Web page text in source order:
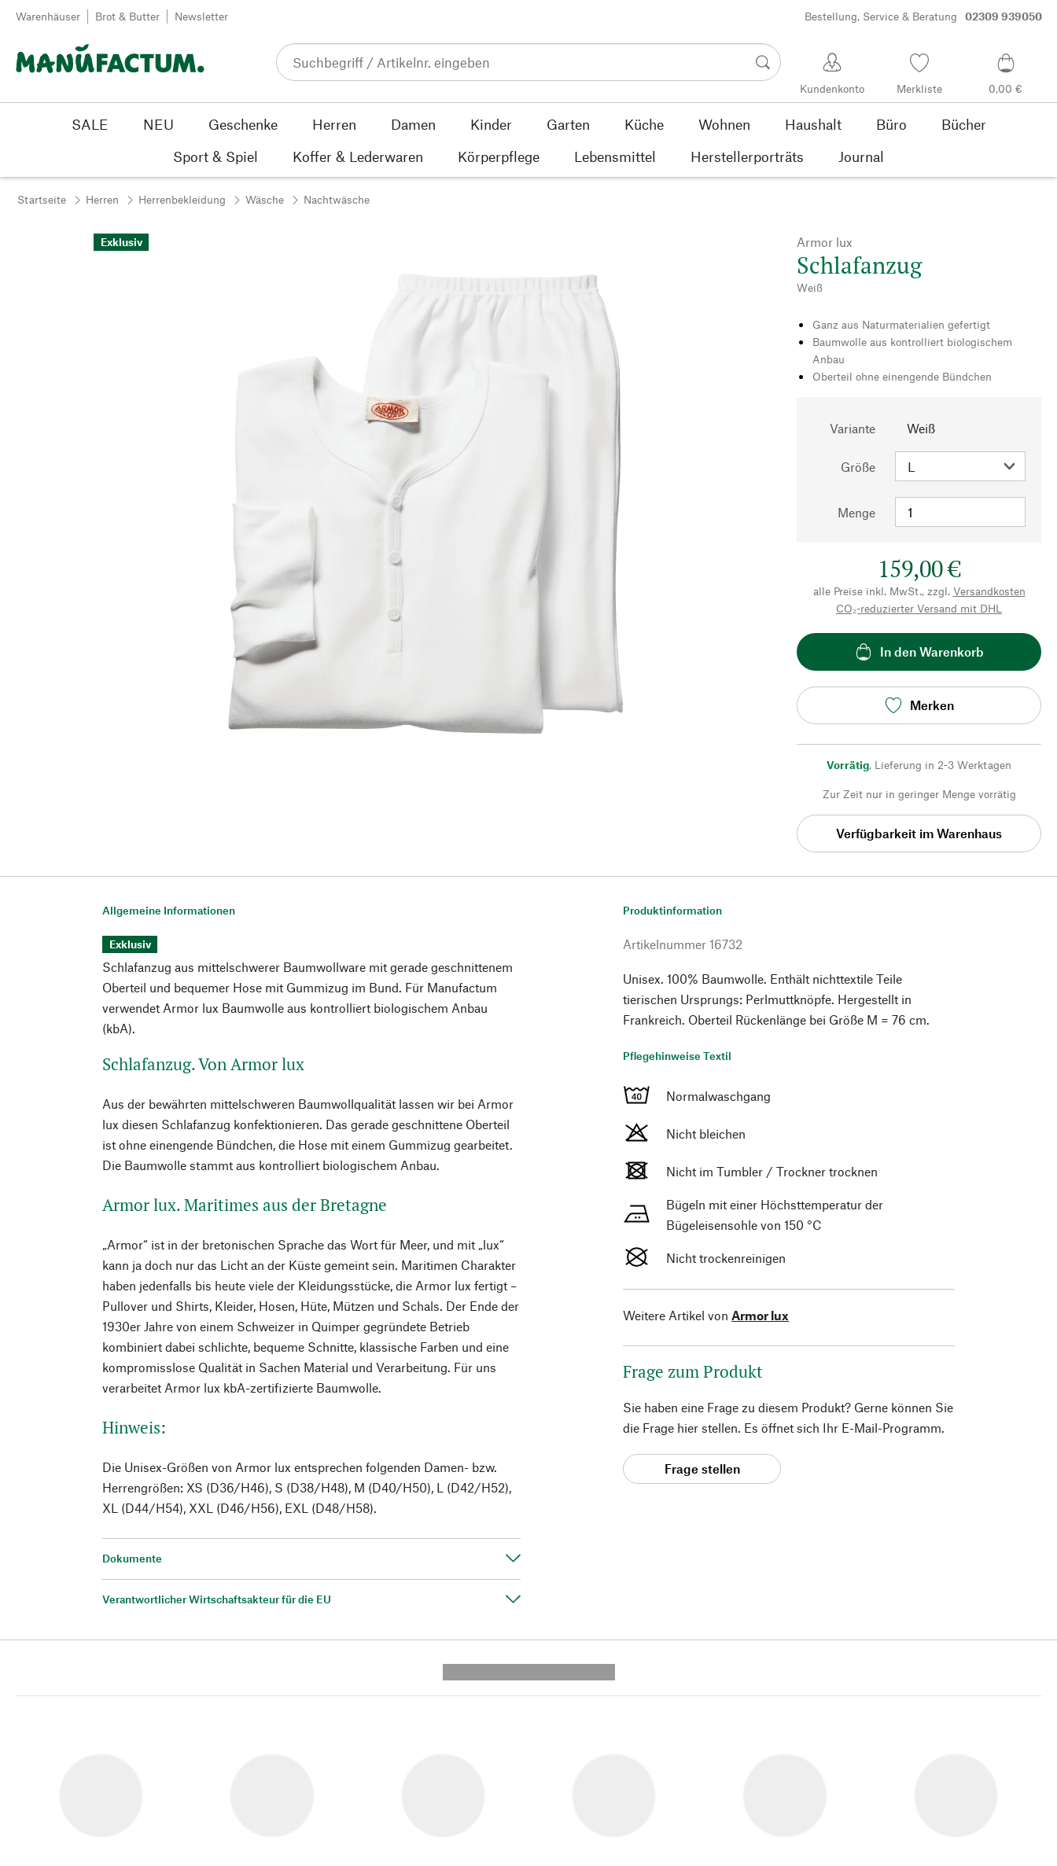
Zum Inhalt springen
Warenhäuser Brot & Butter Newsletter Bestellung, Service & Beratung 02309 939050
Kundenkonto Merkliste 0,00 €
SALE NEU Geschenke Herren Damen Kinder Garten Küche Wohnen Haushalt Büro
Bücher
Sport & Spiel
Koffer & Lederwaren Körperpflege Lebensmittel Herstellerporträts Journal
Startseite Herren Herrenbekleidung Wäsche Nachtwäsche
Exklusiv Armor lux
Schlafanzug
Weiß
Ganz aus Naturmaterialien gefertigt
Baumwolle aus kontrolliert biologischem
Anbau
Oberteil ohne einengende Bündchen
Variante Weiß
Größe
Menge
159,00 €
alle Preise inkl. MwSt., zzgl. Versandkosten
CO₂-reduzierter Versand mit DHL
In den Warenkorb
Merken
Vorrätig, Lieferung in 2-3 Werktagen
Zur Zeit nur in geringer Menge vorrätig
Verfügbarkeit im Warenhaus
Allgemeine Informationen
Exklusiv
Schlafanzug aus mittelschwerer Baumwollware mit gerade geschnittenem
Oberteil und bequemer Hose mit Gummizug im Bund. Für Manufactum
verwendet Armor lux Baumwolle aus kontrolliert biologischem Anbau
(kbA).
Schlafanzug. Von Armor lux
Aus der bewährten mittelschweren Baumwollqualität lassen wir bei Armor
lux diesen Schlafanzug konfektionieren. Das gerade geschnittene Oberteil
ist ohne einengende Bündchen, die Hose mit einem Gummizug gearbeitet.
Die Baumwolle stammt aus kontrolliert biologischem Anbau.
Armor lux. Maritimes aus der Bretagne
„Armor“ ist in der bretonischen Sprache das Wort für Meer, und mit „lux“
kann ja doch nur das Licht an der Küste gemeint sein. Maritimen Charakter
haben jedenfalls bis heute viele der Kleidungsstücke, die Armor lux fertigt –
Pullover und Shirts, Kleider, Hosen, Hüte, Mützen und Schals. Der Ende der
1930er Jahre von einem Schweizer in Quimper gegründete Betrieb
kombiniert dabei schlichte, bequeme Schnitte, klassische Farben und eine
kompromisslose Qualität in Sachen Material und Verarbeitung. Für uns
verarbeitet Armor lux kbA-zertifizierte Baumwolle.
Hinweis:
Die Unisex-Größen von Armor lux entsprechen folgenden Damen- bzw.
Herrengrößen: XS (D36/H46), S (D38/H48), M (D40/H50), L (D42/H52),
XL (D44/H54), XXL (D46/H56), EXL (D48/H58).
Dokumente
Verantwortlicher Wirtschaftsakteur für die EU
Produktinformation
Artikelnummer 16732
Unisex. 100% Baumwolle. Enthält nichttextile Teile
tierischen Ursprungs: Perlmuttknöpfe. Hergestellt in
Frankreich. Oberteil Rückenlänge bei Größe M = 76 cm.
Pflegehinweise Textil
Normalwaschgang
Nicht bleichen
Nicht im Tumbler / Trockner trocknen
Bügeln mit einer Höchsttemperatur der
Bügeleisensohle von 150 °C
Nicht trockenreinigen
Weitere Artikel von Armor lux
Frage zum Produkt
Sie haben eine Frage zu diesem Produkt? Gerne können Sie
die Frage hier stellen. Es öffnet sich Ihr E-Mail-Programm.
Frage stellen